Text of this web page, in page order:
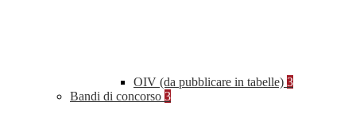
OIV (da pubblicare in tabelle) 3
Bandi di concorso 3